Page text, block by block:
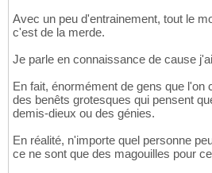
Avec un peu d'entrainement, tout le
c'est de la merde.
Je parle en connaissance de cause
En fait, énormément de gens que l'on
des benêts grotesques qui pensent
demis-dieux ou des génies.
En réalité, n'importe quel personne
ce ne sont que des magouilles pour